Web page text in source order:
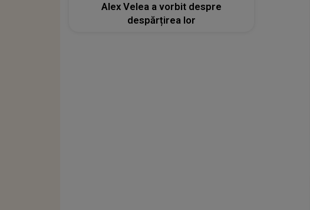
Alex Velea a vorbit despre
despărțirea lor